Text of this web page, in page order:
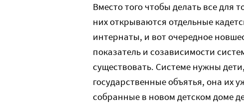
Вместо того чтобы делать все для
них открываются отдельные
интернаты, и вот очередное
показатель и созависимости
существовать. Системе нужны
государственные объятья, она их
собранные в новом детском доме